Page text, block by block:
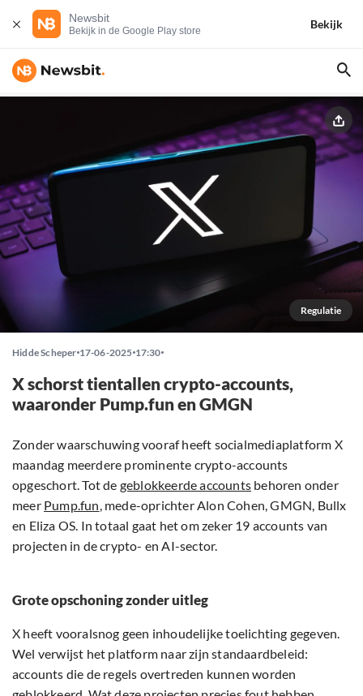
Newsbit
Bekijk in de Google Play store
Bekijk
Regulatie
Hidde Scheper 17-06-2025 17:30
X schorst tientallen crypto-accounts,
waaronder Pump.fun en GMGN
Zonder waarschuwing vooraf heeft socialmediaplatform X
maandag meerdere prominente crypto-accounts
opgeschort. Tot de geblokkeerde accounts behoren onder
meer Pump.fun, mede-oprichter Alon Cohen, GMGN, Bullx
en Eliza OS. In totaal gaat het om zeker 19 accounts van
projecten in de crypto- en AI-sector.
Grote opschoning zonder uitleg
X heeft vooralsnog geen inhoudelijke toelichting gegeven.
Wel verwijst het platform naar zijn standaardbeleid:
accounts die de regels overtreden kunnen worden